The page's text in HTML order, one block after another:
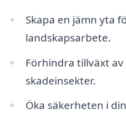
Skapa en jämn yta
landskapsarbete.
Förhindra tillväxt
skadeinsekter.
Öka säkerheten i